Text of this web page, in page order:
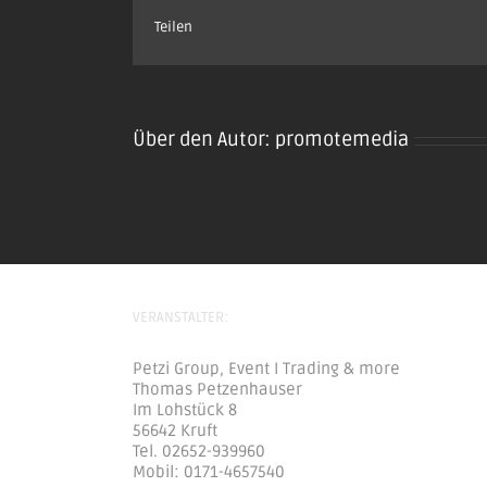
Teilen
Über den Autor: promotemedia
VERANSTALTER:
Petzi Group, Event I Trading & more
Thomas Petzenhauser
Im Lohstück 8
56642 Kruft
Tel. 02652-939960
Mobil: 0171-4657540